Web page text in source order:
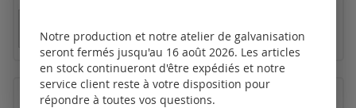
enregistrés.
Notre production et notre atelier de galvanisation
seront fermés jusqu'au 16 août 2026. Les articles
en stock continueront d'être expédiés et notre
service client reste à votre disposition pour
répondre à toutes vos questions.